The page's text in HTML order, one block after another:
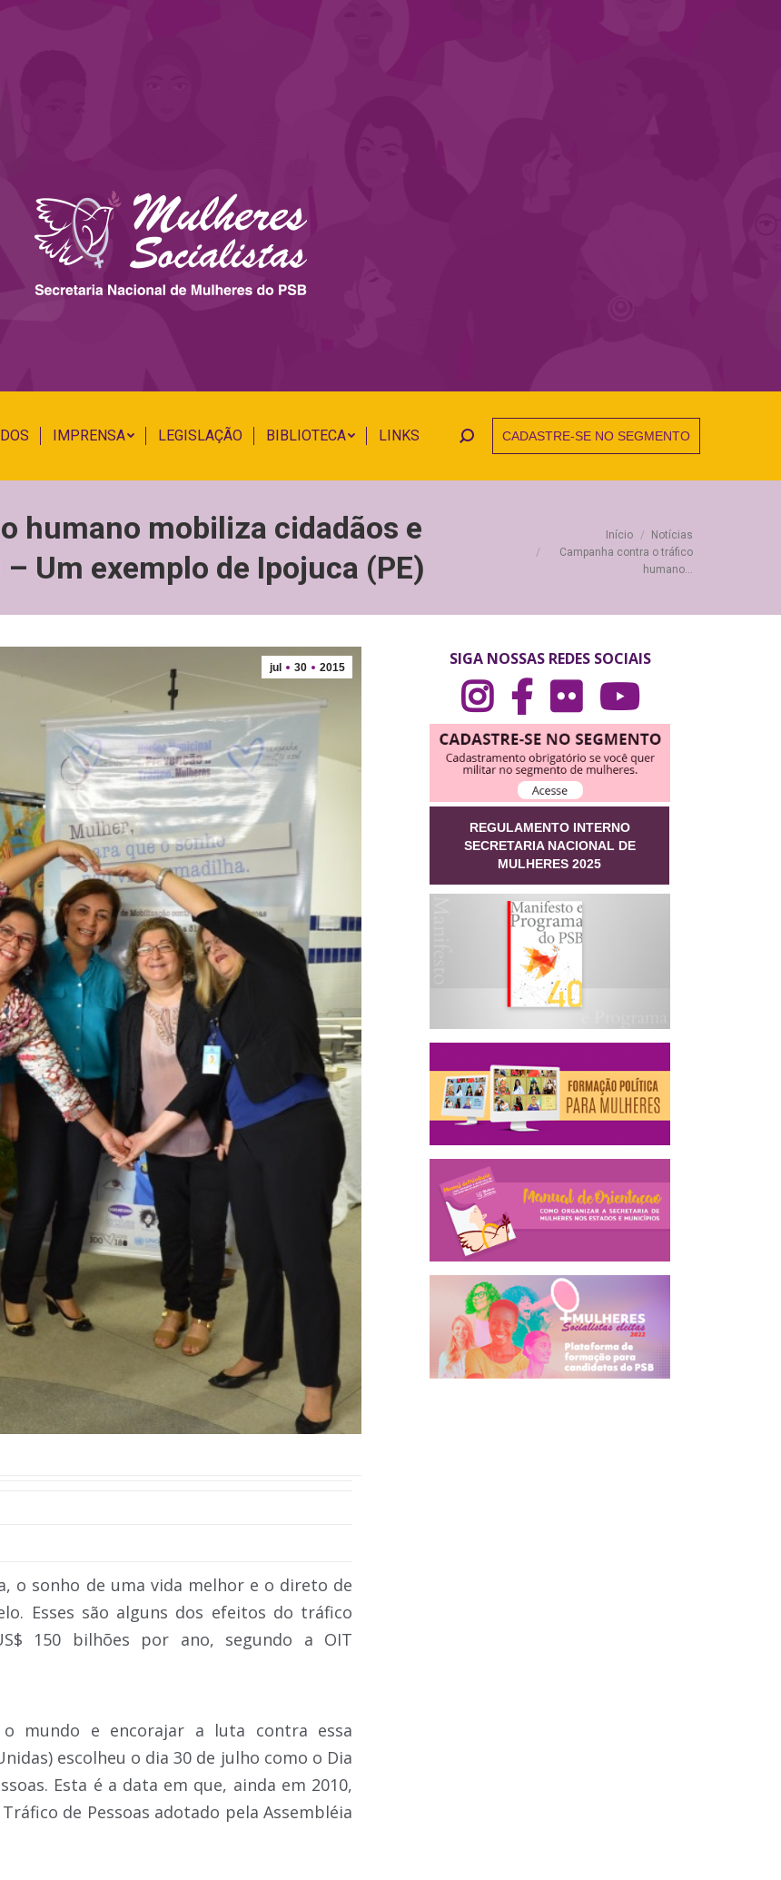
IMPRENSA LEGISLAÇÃO BIBLIOTECA LINKS Search:CADASTRE-SE NO SEGMENTO
humano mobiliza cidadãos e
Um exemplo de Ipojuca (PE)
Você está aqui:
Início
Notícias
Campanha contra o tráfico
humano…
jul 30 2015
o sonho de uma vida melhor e o direto de
Esses são alguns dos efeitos do tráfico
150 bilhões por ano, segundo a OIT
mundo e encorajar a luta contra essa
escolheu o dia 30 de julho como o Dia
Esta é a data em que, ainda em 2010,
de Pessoas adotado pela Assembléia
SIGA NOSSAS REDES SOCIAIS
REGULAMENTO INTERNO
SECRETARIA NACIONAL DE
MULHERES 2025